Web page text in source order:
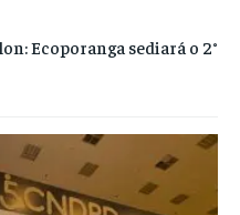
Ecoporanga sediará o 2°